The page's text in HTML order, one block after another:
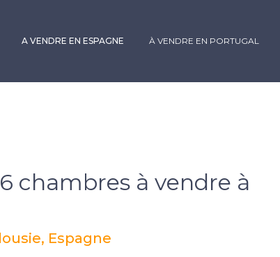
A VENDRE EN ESPAGNE À VENDRE EN PORTUGAL
chambres à vendre à
Espagne